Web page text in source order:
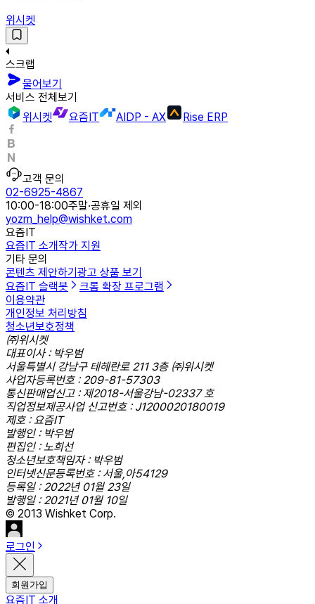
위시켓
스크랩
물어보기
서비스 전체보기
위시켓
요즘IT AIDP - AX Rise ERP
고객 문의
02-6925-4867
10:00-18:00주말·공휴일 제외
yozm_help@wishket.com
요즘IT
요즘IT 소개작가 지원
기타 문의
콘텐츠 제안하기 광고 상품 보기
요즘IT 슬랙봇
크롬 확장 프로그램
이용약관
개인정보 처리방침
청소년보호정책
㈜위시켓
대표이사 : 박우범
서울특별시 강남구 테헤란로 211 3층 ㈜위시켓
사업자등록번호 : 209-81-57303
통신판매업신고 : 제2018-서울강남-02337 호
직업정보제공사업 신고번호 : J1200020180019
제호 : 요즘IT
발행인 : 박우범
편집인 : 노희선
청소년보호책임자 : 박우범
인터넷신문등록번호 : 서울,아54129
등록일 : 2022년 01월 23일
발행일 : 2021년 01월 10일
© 2013 Wishket Corp.
로그인
회원가입
요즘IT 소개